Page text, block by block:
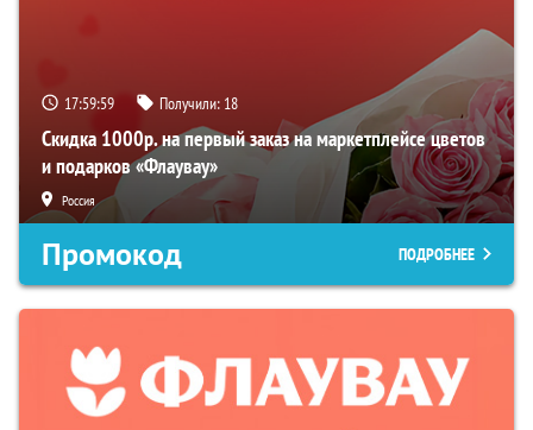
17:59:58 Получили: 18
Скидка 1000р. на первый заказ на маркетплейсе цветов
и подарков «Флаувау»
Россия
Промокод ПОДРОБНЕЕ